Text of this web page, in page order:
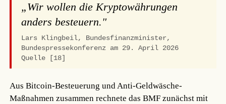
„Wir wollen die Kryptowährungen
anders besteuern."
Lars Klingbeil, Bundesfinanzminister,
Bundespressekonferenz am 29. April 2026
Quelle [18]
Aus Bitcoin-Besteuerung und Anti-Geldwäsche-
Maßnahmen zusammen rechnete das BMF zunächst mit